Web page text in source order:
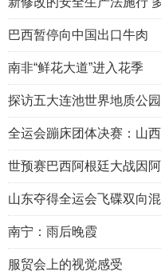
巴西暂停向中国出口牛肉
南非“鲜花大道”进入花季
探访五大连池世界地质公园
全运会蹦床团体决赛：山
世预赛巴西阿根廷大战因
山东夺得全运会飞碟双向
南宁：雨后晚霞
服贸会上的视觉感受